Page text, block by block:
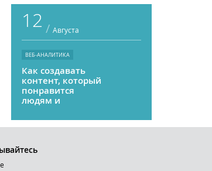
12 / Августа
ВЕБ-АНАЛИТИКА
Как создавать
контент, который
понравится
людям и